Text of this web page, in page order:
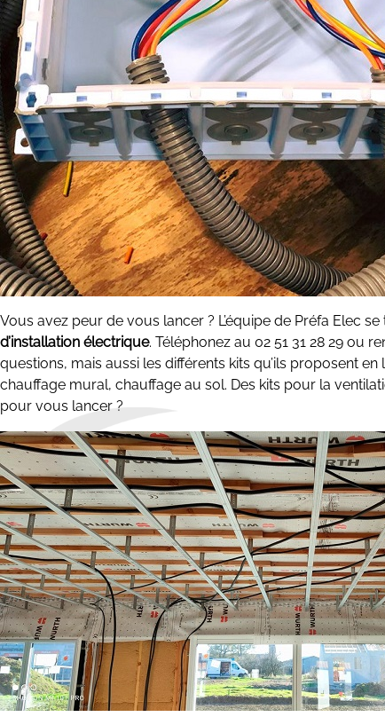
Vous avez peur de vous lancer ? L’équipe de Préfa Elec
d’installation électrique. Téléphonez au 02 51 31 28 29 ou
questions, mais aussi les différents kits qu’ils proposent
chauffage mural, chauffage au sol. Des kits pour la
pour vous lancer ?